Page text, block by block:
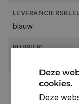
blauw
RUBRIEK:
GEWICHT
0.026kg
Deze
cookies.
Deze